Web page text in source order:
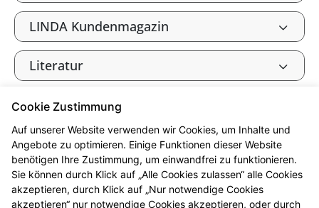
LINDA Kundenmagazin
Literatur
Phytotherapie
Rezeptbelieferung
Stomaversorgung
Cookie Zustimmung
Auf unserer Website verwenden wir Cookies, um Inhalte und
Angebote zu optimieren. Einige Funktionen dieser Website
benötigen Ihre Zustimmung, um einwandfrei zu funktionieren.
Sie können durch Klick auf „Alle Cookies zulassen“ alle Cookies
akzeptieren, durch Klick auf „Nur notwendige Cookies
akzeptieren“ nur notwendige Cookies akzeptieren, oder durch